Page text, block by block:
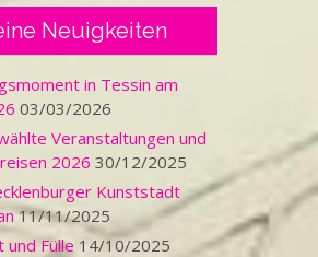
Neuigkeiten
in Tessin am
03/03/2026
Veranstaltungen und
2026 30/12/2025
Kunststadt
11/11/2025
Fülle 14/10/2025